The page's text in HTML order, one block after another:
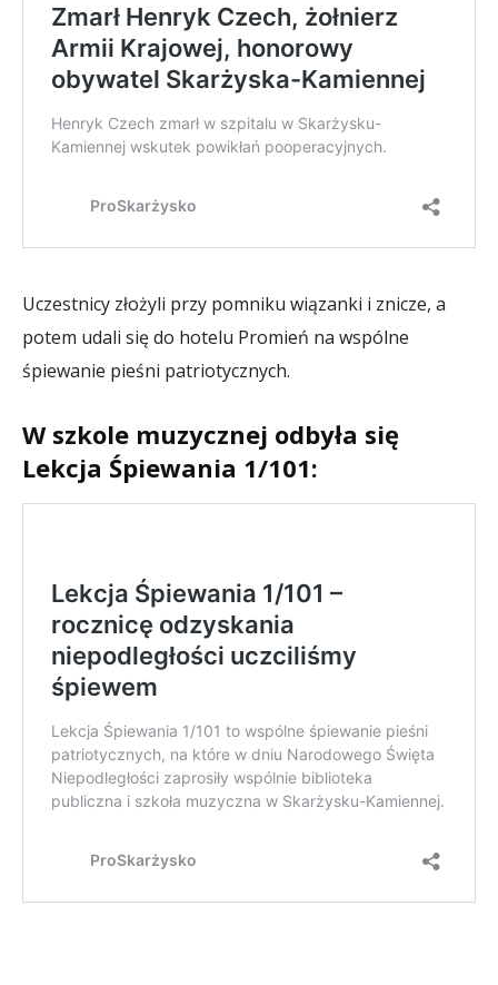
Uczestnicy złożyli przy pomniku wiązanki i znicze, a
potem udali się do hotelu Promień na wspólne
śpiewanie pieśni patriotycznych.
W szkole muzycznej odbyła się
Lekcja Śpiewania 1/101: